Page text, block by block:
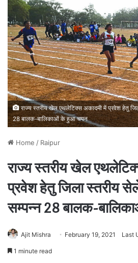
राज्य स्तरीय खेल एथलेटिक्स अकादमी में प्रवेश हेतु
28 बालक-बालिकाओं के हुआ चयन
Home / Raipur
राज्य स्तरीय खेल
प्रवेश हेतु जिला स्तरीय
सम्पन्न 28 बालक-
Ajit Mishra February 19, 2021 Last
1 minute read